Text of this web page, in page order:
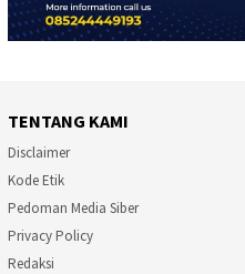
TENTANG KAMI
Disclaimer
Kode Etik
Pedoman Media Siber
Privacy Policy
Redaksi